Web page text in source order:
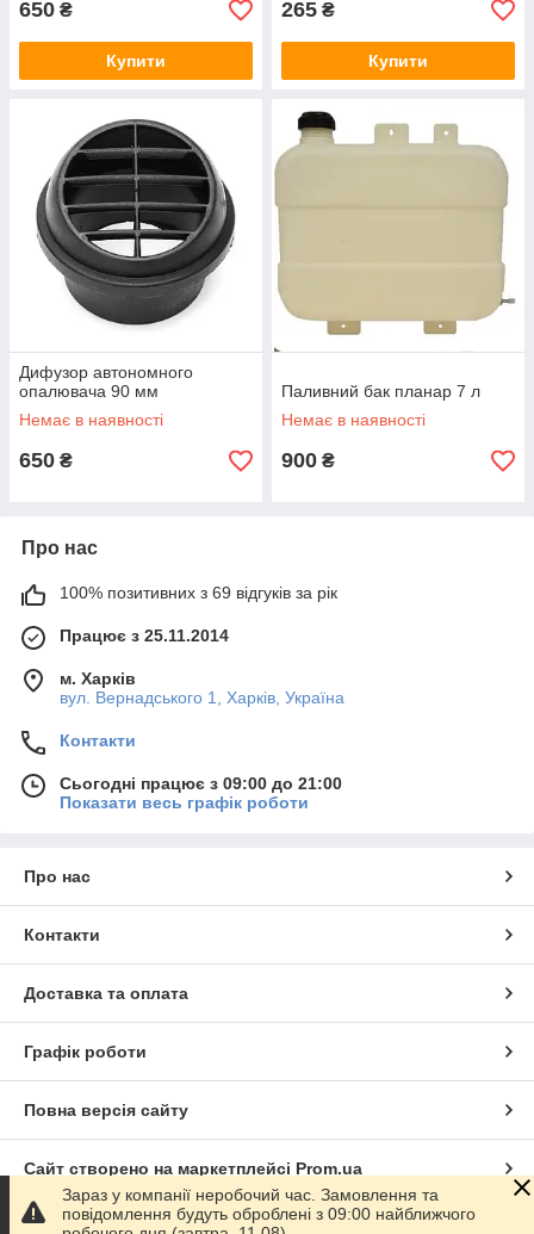
650 ₴
Купити
265 ₴
Купити
Дифузор автономного
опалювача 90 мм
Немає в наявності
650 ₴
Паливний бак планар 7 л
Немає в наявності
900 ₴
Про нас
100% позитивних з 69 відгуків за рік
Працює з 25.11.2014
м. Харків
вул. Вернадського 1, Харків, Україна
Контакти
Сьогодні працює з 09:00 до 21:00
Показати весь графік роботи
Про нас
Контакти
Доставка та оплата
Графік роботи
Повна версія сайту
Сайт створено на маркетплейсі Prom.ua
Політика конфіденційності
Зараз у компанії неробочий час. Замовлення та
повідомлення будуть оброблені з 09:00 найближчого